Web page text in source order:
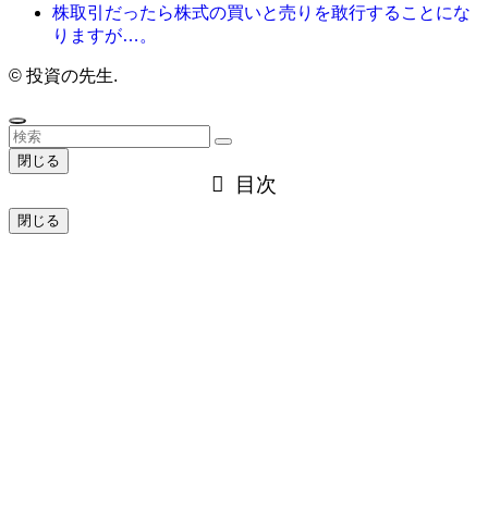
株取引だったら株式の買いと売りを敢行することにな
りますが…。
© 投資の先生.
閉じる
目次
閉じる